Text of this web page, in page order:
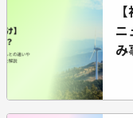
ニ
み